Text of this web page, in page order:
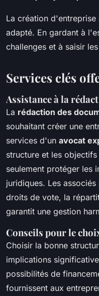
La création d'entreprise
adapté. En gardant à
challenges et à saisir
Services clés
Assistance à la
La rédaction des
souhaitant créer une
services d'un avocat
structure et les
seulement protéger les
juridiques. Les
droits de vote, la
garantit une gestion
Conseils pour le
Choisir la bonne
implications
possibilités de
fournissent aux